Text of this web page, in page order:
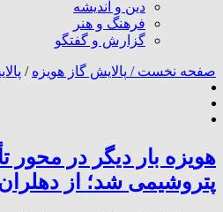
دین و اندیشه
فرهنگ و هنر
گزارش و گفتگو
صفحه نخست / پالایش گاز هویزه /
هویزه بار دیگر در محور
پتروشیمی شد؛ از دهلران